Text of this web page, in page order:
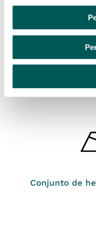
Conjunto de
Conjunto de